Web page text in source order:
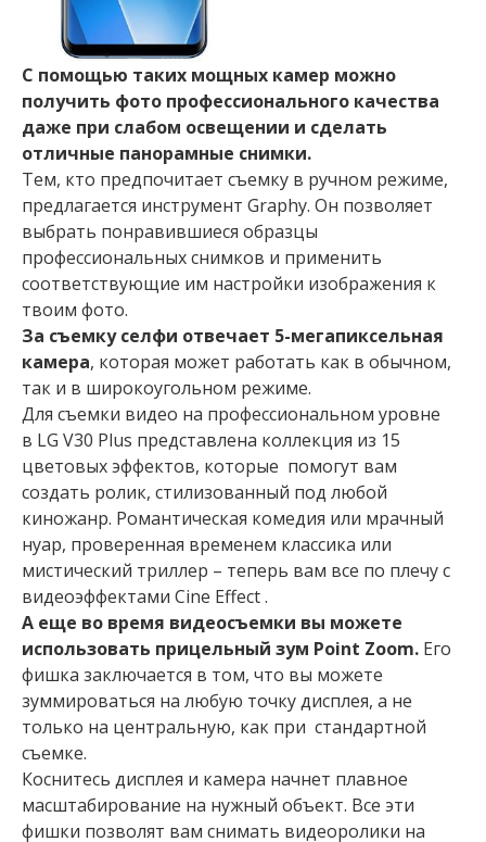
С помощью таких мощных камер можно
получить фото профессионального качества
даже при слабом освещении и сделать
отличные панорамные снимки.
Тем, кто предпочитает съемку в ручном режиме,
предлагается инструмент Graphy. Он позволяет
выбрать понравившиеся образцы
профессиональных снимков и применить
соответствующие им настройки изображения к
твоим фото.
За съемку селфи отвечает 5-мегапиксельная
камера, которая может работать как в обычном,
так и в широкоугольном режиме.
Для съемки видео на профессиональном уровне
в LG V30 Plus представлена коллекция из 15
цветовых эффектов, которые помогут вам
создать ролик, стилизованный под любой
киножанр. Романтическая комедия или мрачный
нуар, проверенная временем классика или
мистический триллер – теперь вам все по плечу с
видеоэффектами Cine Effect .
А еще во время видеосъемки вы можете
использовать прицельный зум Point Zoom. Его
фишка заключается в том, что вы можете
зуммироваться на любую точку дисплея, а не
только на центральную, как при стандартной
съемке.
Коснитесь дисплея и камера начнет плавное
масштабирование на нужный объект. Все эти
фишки позволят вам снимать видеоролики на